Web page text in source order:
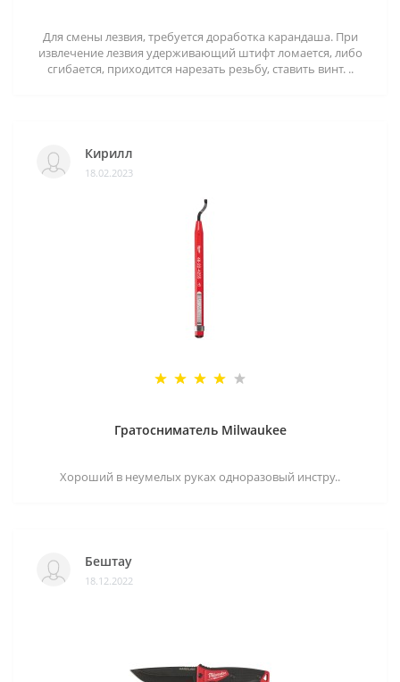
Для смены лезвия, требуется доработка карандаша. При
извлечение лезвия удерживающий штифт ломается, либо
сгибается, приходится нарезать резьбу, ставить винт. ..
Кирилл
18.02.2023
Гратосниматель Milwaukee
Хороший в неумелых руках одноразовый инстру..
Бештау
18.12.2022